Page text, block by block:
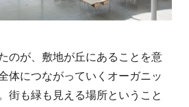
のが、敷地が丘にあることを意
体につながっていくオーガニッ
街も緑も見える場所ということ